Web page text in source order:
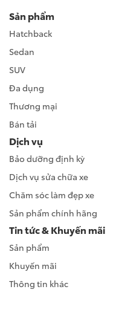
Sản phẩm
Hatchback
Sedan
SUV
Đa dụng
Thương mại
Bán tải
Dịch vụ
Bảo dưỡng định kỳ
Dịch vụ sửa chữa xe
Chăm sóc làm đẹp xe
Sản phẩm chính hãng
Tin tức & Khuyến mãi
Sản phẩm
Khuyến mãi
Thông tin khác